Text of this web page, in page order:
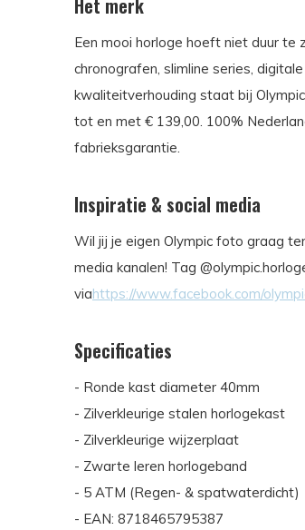
Het merk
Een mooi horloge hoeft niet duur te
chronografen, slimline series,
kwaliteitverhouding staat bij
tot en met € 139,00. 100%
fabrieksgarantie.
Inspiratie & social media
Wil jij je eigen Olympic foto graag
media kanalen! Tag
viahttps://www.facebook.com/
Specificaties
- Ronde kast diameter 40mm
- Zilverkleurige stalen horlogekast
- Zilverkleurige wijzerplaat
- Zwarte leren horlogeband
- 5 ATM (Regen- & spatwaterdicht)
- EAN: 8718465795387